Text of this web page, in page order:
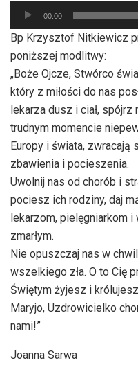
Odtwarzacz
plików
dźwiękowych
00:00
Bp Krzysztof Nitkiewicz
poniższej modlitwy:
„Boże Ojcze, Stwórco
który z miłości do nas
lekarza dusz i ciał,
trudnym momencie
Europy i świata, zwracają
zbawienia i pocieszenia.
Uwolnij nas od chorób i
pociesz ich rodziny, daj
lekarzom, pielęgniarkom
zmarłym.
Nie opuszczaj nas w
wszelkiego zła. O to Cię
Świętym żyjesz i
Maryjo, Uzdrowicielko
nami!”
Joanna Sarwa